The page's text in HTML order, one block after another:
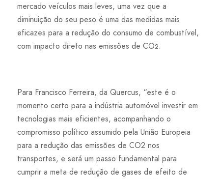
mercado veículos mais leves, uma vez que a
diminuição do seu peso é uma das medidas mais
eficazes para a redução do consumo de combustível,
com impacto direto nas emissões de CO2.
Para Francisco Ferreira, da Quercus, “este é o
momento certo para a indústria automóvel investir em
tecnologias mais eficientes, acompanhando o
compromisso político assumido pela União Europeia
para a redução das emissões de CO2 nos
transportes, e será um passo fundamental para
cumprir a meta de redução de gases de efeito de